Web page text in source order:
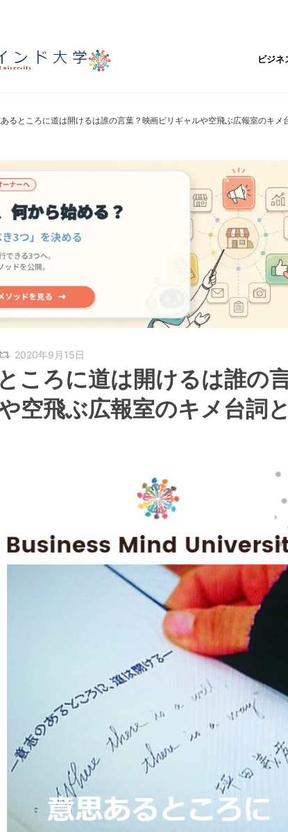
ビジネ
るところに道は開けるは誰の言葉？映画ビリギャルや空飛ぶ広報室のキメ
2020年9月15日
ころに道は開けるは誰の
空飛ぶ広報室のキメ台詞